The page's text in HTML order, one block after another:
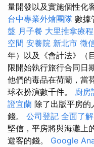
量開發以及實施個性化
台中專業外燴團隊 數據
盤 月子餐 大里推拿療程
空間 安養院 新北市 徵
年）以及《會計法》（
限開始執行旅行合同日
他們的毒品在荷蘭，當
球衣扮演數千件。 廚房
證宜蘭 除了出版平房的
錢。 公司登記 全面了
堅信，平房將與海灘上
遊客的錢。 Google